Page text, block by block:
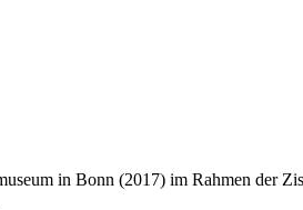
in Bonn (2017) im Rahmen der